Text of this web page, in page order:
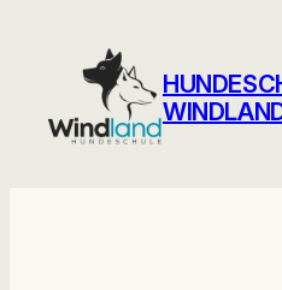
springen